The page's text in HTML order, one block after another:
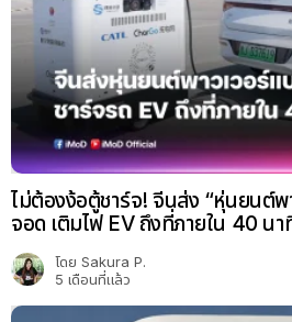
ไม่ต้องง้อตู้ชาร์จ! จีนส่ง “หุ่นยนต์พ
จอด เติมไฟ EV ถึงที่ภายใน 40 นา
โดย Sakura P.
5 เดือนที่แล้ว